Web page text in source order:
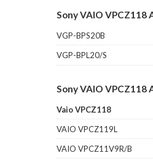
Sony VAIO
VGP-BPS20B
VGP-BPL20/S
Sony VAIO
Vaio VPCZ118
VAIO VPCZ119L
VAIO VPCZ11V9R/B